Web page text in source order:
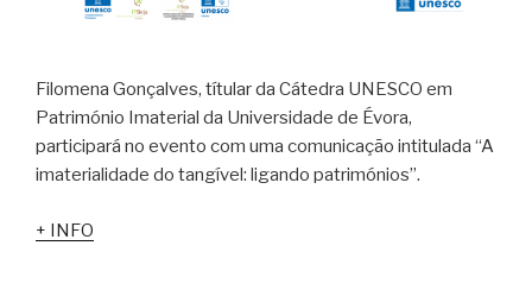
Filomena Gonçalves, títular da Cátedra UNESCO em
Património Imaterial da Universidade de Évora,
participará no evento com uma comunicação intitulada “A
imaterialidade do tangível: ligando patrimónios”.
+ INFO